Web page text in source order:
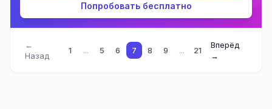
Попробовать бесплатно
←
Назад
1 ... 5 6 7 8 9 ... 21
Вперёд
→